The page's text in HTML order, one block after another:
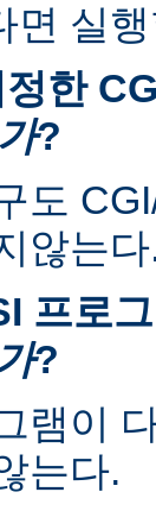
면 실
한
?
도
않는
프로
?
램이
는다.